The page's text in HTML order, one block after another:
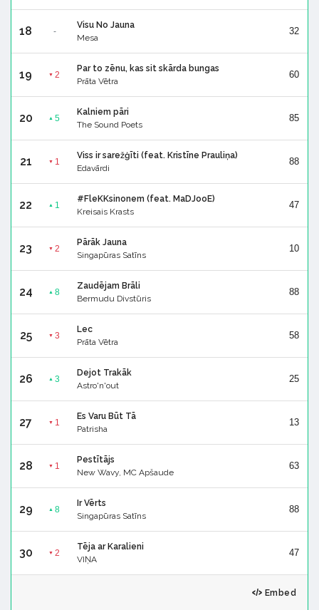
18 -
Visu No Jauna
Mesa
32
19 ▼ 2
Par to zēnu, kas sit skārda bungas
Prāta Vētra
60
20 ▲ 5
Kalniem pāri
The Sound Poets
85
21 ▼ 1
Viss ir sarežģīti (feat. Kristīne Prauliņa)
Edavārdi
88
22 ▲ 1
#FleKKsinonem (feat. MaDJooE)
Kreisais Krasts
47
23 ▼ 2
Pārāk Jauna
Singapūras Satīns
10
24 ▲ 8
Zaudējam Brāli
Bermudu Divstūris
88
25 ▼ 3
Lec
Prāta Vētra
58
26 ▲ 3
Dejot Trakāk
Astro'n'out
25
27 ▼ 1
Es Varu Būt Tā
Patrisha
13
28 ▼ 1
Pestītājs
New Wavy, MC Apšaude
63
29 ▲ 8
Ir Vērts
Singapūras Satīns
88
30 ▼ 2
Tēja ar Karalieni
VIŅA
47
Embed